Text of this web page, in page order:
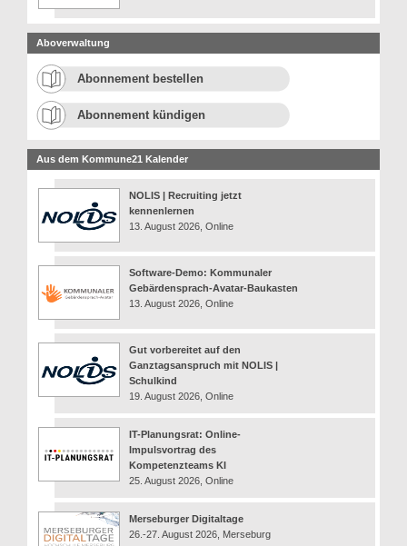
Aboverwaltung
Abonnement bestellen
Abonnement kündigen
Aus dem Kommune21 Kalender
NOLIS | Recruiting jetzt
kennenlernen
13. August 2026, Online
Software-Demo: Kommunaler
Gebärdensprach-Avatar-Baukasten
13. August 2026, Online
Gut vorbereitet auf den
Ganztagsanspruch mit NOLIS |
Schulkind
19. August 2026, Online
IT-Planungsrat: Online-
Impulsvortrag des
Kompetenzteams KI
25. August 2026, Online
Merseburger Digitaltage
26.-27. August 2026, Merseburg